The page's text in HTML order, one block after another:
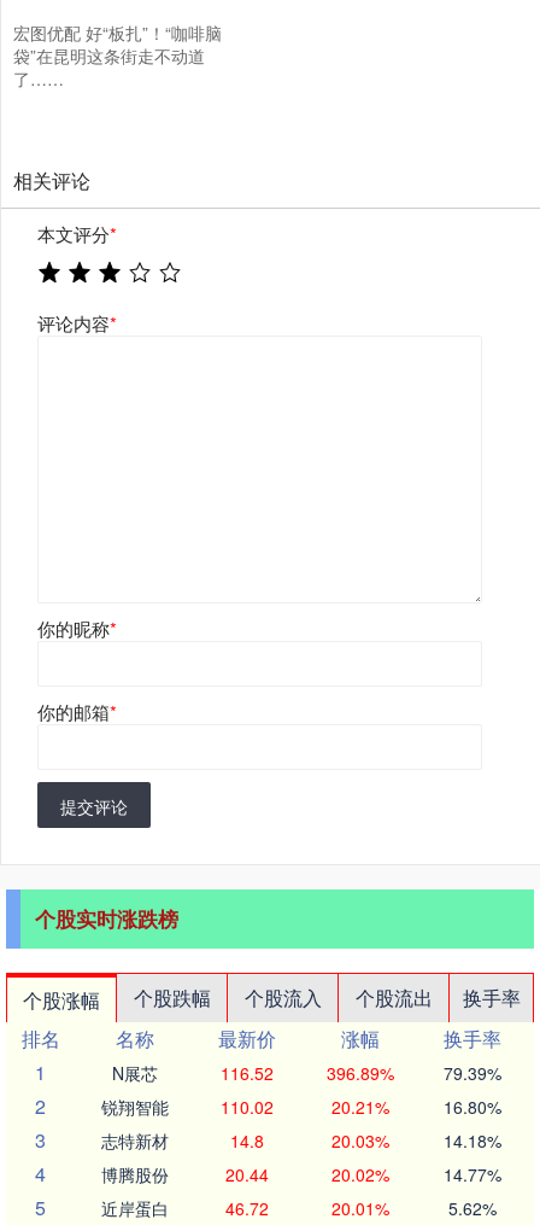
宏图优配 好“板扎”！“咖啡脑
袋”在昆明这条街走不动道
了……
相关评论
本文评分*
评论内容*
你的昵称*
你的邮箱*
提交评论
个股实时涨跌榜
个股涨幅 个股跌幅 个股流入 个股流出
换手率
排名
名称 最新价 涨幅
换手率
1
N展芯 116.52 396.89% 79.39%
2 锐翔智能 110.02 20.21% 16.80%
3 志特新材 14.8 20.03% 14.18%
4 博腾股份 20.44 20.02% 14.77%
5 近岸蛋白 46.72 20.01% 5.62%